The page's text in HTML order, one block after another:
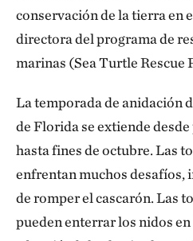
conservación de la tierra en
directora del programa de
marinas (Sea Turtle Rescue
La temporada de anidación
de Florida se extiende
hasta fines de octubre. Las
enfrentan muchos desafíos,
de romper el cascarón. Las
pueden enterrar los nidos